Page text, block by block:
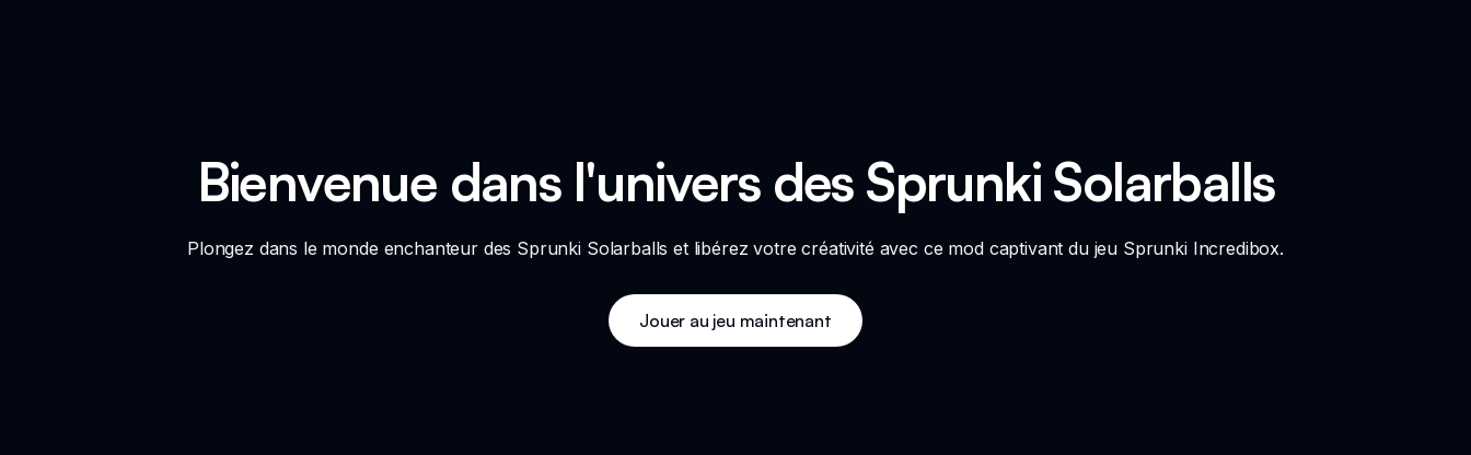
Bienvenue dans l'univers des Sprunki Solarballs
Plongez dans le monde enchanteur des Sprunki Solarballs et libérez votre créativité avec ce mod captivant du jeu Sprunki Incredibox.
Jouer au jeu maintenant